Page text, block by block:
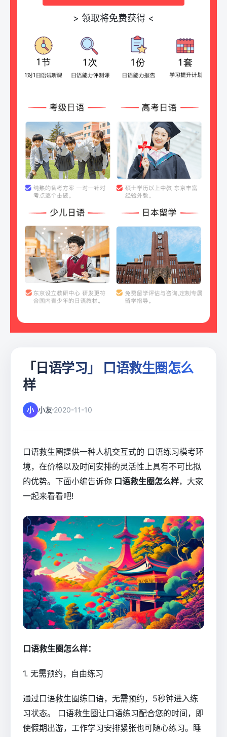
> 领取将免费获得 <
「日语学习」 口语救生圈怎么
样
小 小友 2020-11-10
口语救生圈提供一种人机交互式的 口语练习模考环
境，在价格以及时间安排的灵活性上具有不可比拟
的优势。下面小编告诉你 口语救生圈怎么样，大家
一起来看看吧!
口语救生圈怎么样：
1. 无需预约，自由练习
通过口语救生圈练口语，无需预约，5秒钟进入练
习状态。 口语救生圈让口语练习配合您的时间，即
使假期出游，工作学习安排紧张也可随心练习。睡